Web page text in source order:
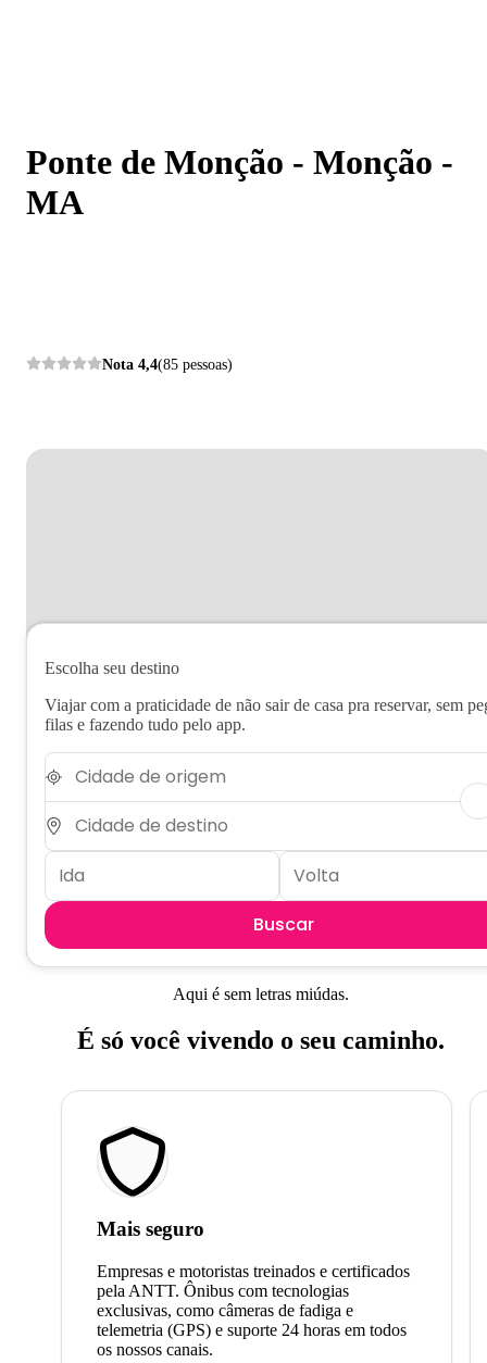
Ponte de Monção - Monção -
MA
Nota 4,4(85 pessoas)
Escolha seu destino
Viajar com a praticidade de não sair de casa pra reservar, sem
filas e fazendo tudo pelo app.
Buscar
Aqui é sem letras miúdas.
É só você vivendo o seu caminho.
Mais seguro
Empresas e motoristas treinados e certificados
pela ANTT. Ônibus com tecnologias
exclusivas, como câmeras de fadiga e
telemetria (GPS) e suporte 24 horas em todos
os nossos canais.